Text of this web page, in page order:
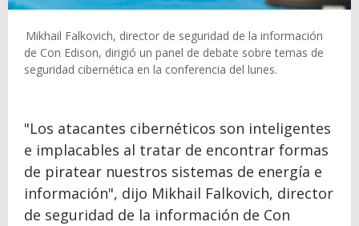
Mikhail Falkovich, director de seguridad de la información
de Con Edison, dirigió un panel de debate sobre temas de
seguridad cibernética en la conferencia del lunes.
"Los atacantes cibernéticos son inteligentes
e implacables al tratar de encontrar formas
de piratear nuestros sistemas de energía e
información", dijo Mikhail Falkovich, director
de seguridad de la información de Con